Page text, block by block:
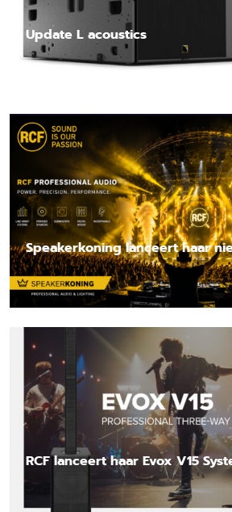
Update L acoustics
Speakerkoning lanceert haar
Lees nieuwsbericht
RCF lanceert haar Evox V15
Lees nieuwsbericht